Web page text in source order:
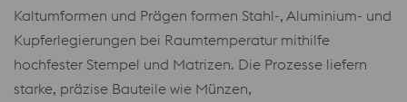
Kaltumformen und Prägen formen Stahl-, Aluminium- und
Kupferlegierungen bei Raumtemperatur mithilfe
hochfester Stempel und Matrizen. Die Prozesse liefern
starke, präzise Bauteile wie Münzen,